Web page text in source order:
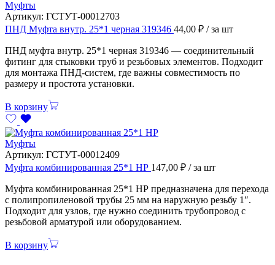
Муфты
Артикул: ГСТУТ-00012703
ПНД Муфта внутр. 25*1 черная 319346 44,00 ₽ / за шт
ПНД муфта внутр. 25*1 черная 319346 — соединительный
фитинг для стыковки труб и резьбовых элементов. Подходит
для монтажа ПНД-систем, где важны совместимость по
размеру и простота установки.
В корзину
Муфты
Артикул: ГСТУТ-00012409
Муфта комбинированная 25*1 НР 147,00 ₽ / за шт
Муфта комбинированная 25*1 НР предназначена для перехода
с полипропиленовой трубы 25 мм на наружную резьбу 1″.
Подходит для узлов, где нужно соединить трубопровод с
резьбовой арматурой или оборудованием.
В корзину